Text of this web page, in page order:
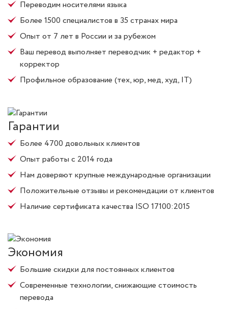
Переводим носителями языка
Более 1500 специалистов в 35 странах мира
Опыт от 7 лет в России и за рубежом
Ваш перевод выполняет переводчик + редактор +
корректор
Профильное образование (тех, юр, мед, худ, IT)
Гарантии
Более 4700 довольных клиентов
Опыт работы с 2014 года
Нам доверяют крупные международные организации
Положительные отзывы и рекомендации от клиентов
Наличие сертификата качества ISO 17100:2015
Экономия
Большие скидки для постоянных клиентов
Современные технологии, снижающие стоимость
перевода